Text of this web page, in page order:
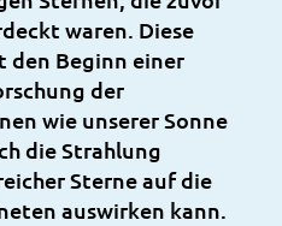
waren. Diese
den Beginn einer
der
wie unserer Sonne
die Strahlung
Sterne auf die
auswirken kann.